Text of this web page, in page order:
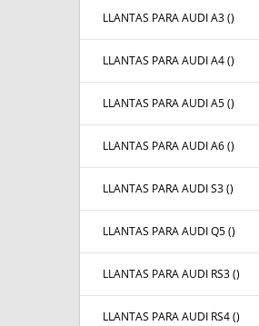
LLANTAS PARA AUDI A3 ()
LLANTAS PARA AUDI A4 ()
LLANTAS PARA AUDI A5 ()
LLANTAS PARA AUDI A6 ()
LLANTAS PARA AUDI S3 ()
LLANTAS PARA AUDI Q5 ()
LLANTAS PARA AUDI RS3 ()
LLANTAS PARA AUDI RS4 ()